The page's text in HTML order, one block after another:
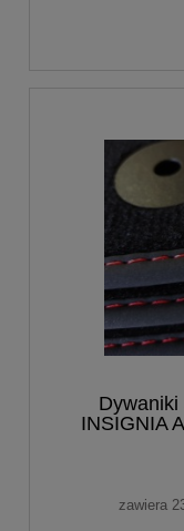
INSIGNIA
zawiera